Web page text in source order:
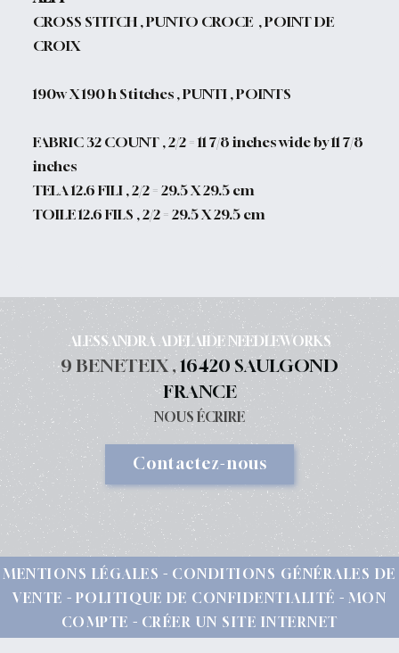
CROSS STITCH , PUNTO CROCE , POINT DE
CROIX
190w X 190 h Stitches , PUNTI , POINTS
FABRIC 32 COUNT , 2/2 = 11 7/8 inches wide by 11 7/8
inches
TELA 12.6 FILI , 2/2 = 29.5 X 29.5 cm
TOILE 12.6 FILS , 2/2 = 29.5 X 29.5 cm
ALESSANDRA ADELAIDE NEEDLEWORKS
9 BENETEIX ,16420 SAULGOND
FRANCE
NOUS ÉCRIRE
Contactez-nous
MENTIONS LÉGALES
CONDITIONS GÉNÉRALES DE
VENTE
POLITIQUE DE CONFIDENTIALITÉ
MON
COMPTE
CRÉER UN SITE INTERNET